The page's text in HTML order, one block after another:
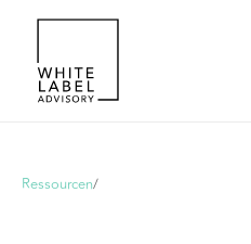
Ressourcen/